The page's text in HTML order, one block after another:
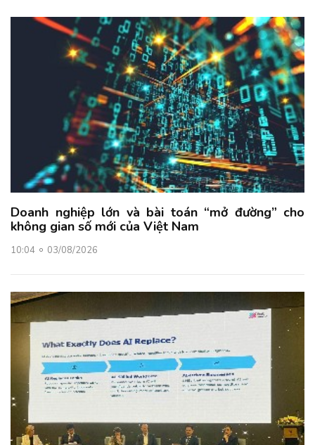
Doanh nghiệp lớn và bài toán “mở đường” cho
không gian số mới của Việt Nam
10:04 03/08/2026